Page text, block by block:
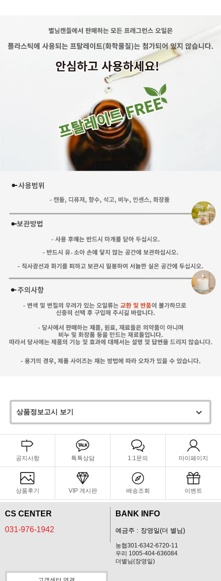
상품정보고시 보기
공지사항 톡톡상담 1:1문의 마이페이지
상품후기 VIP 게시판 배송조회 이벤트
CS CENTER
031-976-1942
BANK INFO
예금주 : 장영일(더 별님)
농협301-6342-6720-11
우리 1005-404-636084
더별님(장영일)